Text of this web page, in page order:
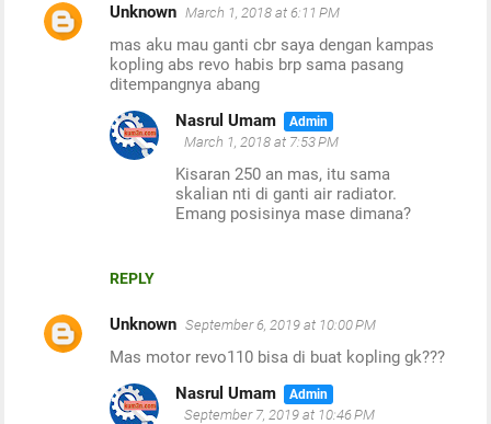
C
Unknown March 1, 2018 at 6:11 PM
mas aku mau ganti cbr saya dengan kampas
kopling abs revo habis brp sama pasang
ditempangnya abang
REPLY
Nasrul Umam
March 1, 2018 at 7:53 PM
Kisaran 250 an mas, itu sama
skalian nti di ganti air radiator.
Emang posisinya mase dimana?
Unknown September 6, 2019 at 10:00 PM
Mas motor revo110 bisa di buat kopling gk???
Nasrul Umam
September 7, 2019 at 10:46 PM